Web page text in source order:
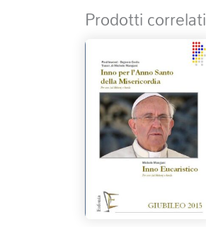
Prodotti correlati